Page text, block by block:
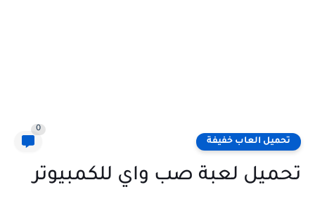
تحميل العاب خفيفة
0
تحميل لعبة صب واي للكمبيوتر